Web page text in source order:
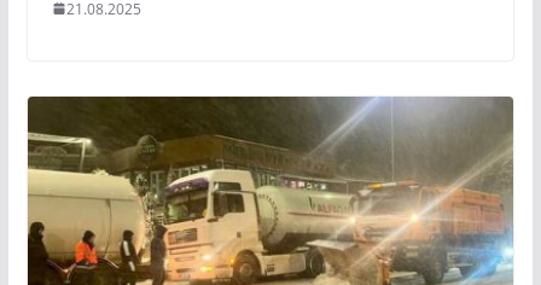
21.08.2025